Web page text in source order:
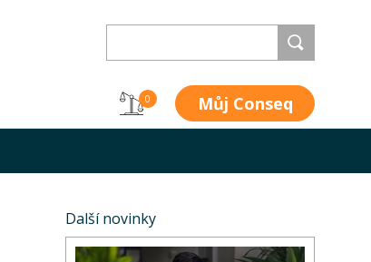
0 Můj Conseq
Další novinky